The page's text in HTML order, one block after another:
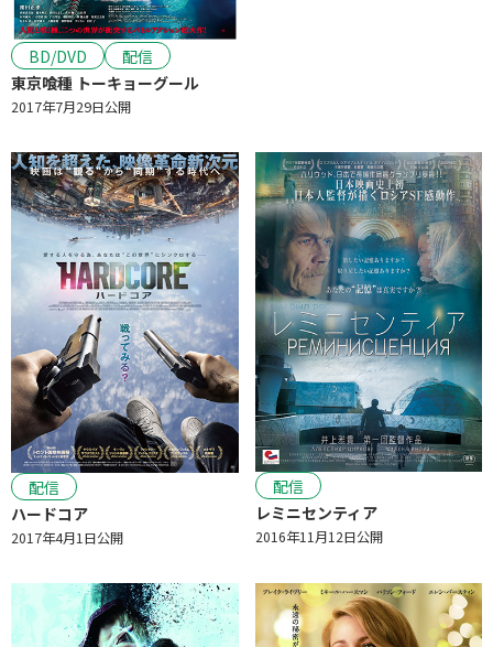
BD/DVD
配信
東京喰種 トーキョーグール
2017年7月29日公開
配信
ハードコア
2017年4月1日公開
配信
レミニセンティア
2016年11月12日公開